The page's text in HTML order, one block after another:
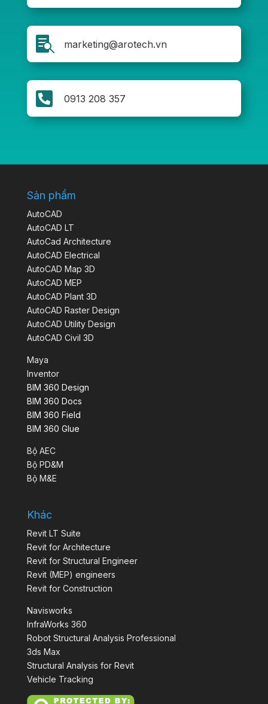
 marketing@arotech.vn
 0913 208 357
Sản phẩm
AutoCAD
AutoCAD LT
AutoCad Architecture
AutoCAD Electrical
AutoCAD Map 3D
AutoCAD MEP
AutoCAD Plant 3D
AutoCAD Raster Design
AutoCAD Utility Design
AutoCAD Civil 3D
Maya
Inventor
BIM 360 Design
BIM 360 Docs
BIM 360 Field
BIM 360 Glue
Bộ AEC
Bộ PD&M
Bộ M&E
Khác
Revit LT Suite
Revit for Architecture
Revit for Structural Engineer
Revit (MEP) engineers
Revit for Construction
Navisworks
InfraWorks 360
Robot Structural Analysis Professional
3ds Max
Structural Analysis for Revit
Vehicle Tracking